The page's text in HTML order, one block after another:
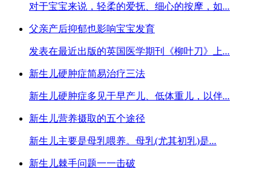
对于宝宝来说，轻柔的爱抚、细心的按摩，如...
父亲产后抑郁也影响宝宝发育
发表在最近出版的英国医学期刊《柳叶刀》上...
新生儿硬肿症简易治疗三法
新生儿硬肿症多见于早产儿、低体重儿，以伴...
新生儿营养摄取的五个途径
新生儿主要是母乳喂养。母乳(尤其初乳)是...
新生儿棘手问题一一击破